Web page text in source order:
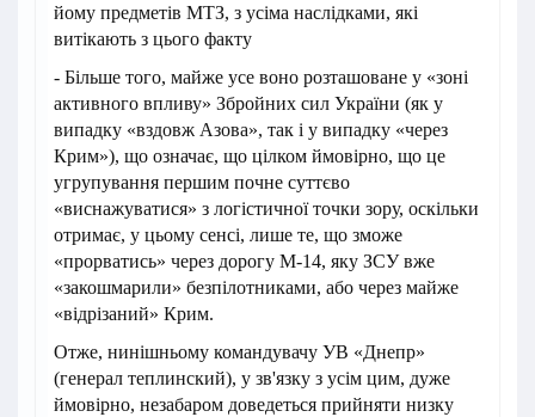
йому предметів МТЗ, з усіма наслідками, які
витікають з цього факту
- Більше того, майже усе воно розташоване у «зоні
активного впливу» Збройних сил України (як у
випадку «вздовж Азова», так і у випадку «через
Крим»), що означає, що цілком ймовірно, що це
угрупування першим почне суттєво
«виснажуватися» з логістичної точки зору, оскільки
отримає, у цьому сенсі, лише те, що зможе
«прорватись» через дорогу М-14, яку ЗСУ вже
«закошмарили» безпілотниками, або через майже
«відрізаний» Крим.
Отже, нинішньому командувачу УВ «Днепр»
(генерал теплинский), у зв'язку з усім цим, дуже
ймовірно, незабаром доведеться прийняти низку